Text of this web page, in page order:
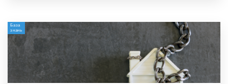
База
знань